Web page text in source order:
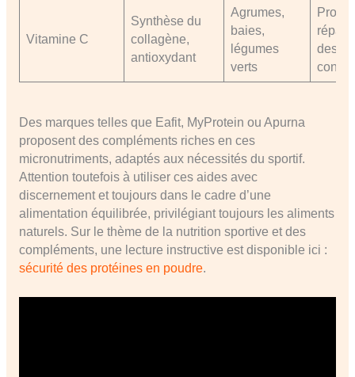
Vitamine C
Synthèse du
collagène,
antioxydant
Agrumes,
baies,
légumes
verts
des
Des marques telles que Eafit, MyProtein ou Apurna
proposent des compléments riches en ces
micronutriments, adaptés aux nécessités du sportif.
Attention toutefois à utiliser ces aides avec
discernement et toujours dans le cadre d’une
alimentation équilibrée, privilégiant toujours les aliments
naturels. Sur le thème de la nutrition sportive et des
compléments, une lecture instructive est disponible ici :
sécurité des protéines en poudre.